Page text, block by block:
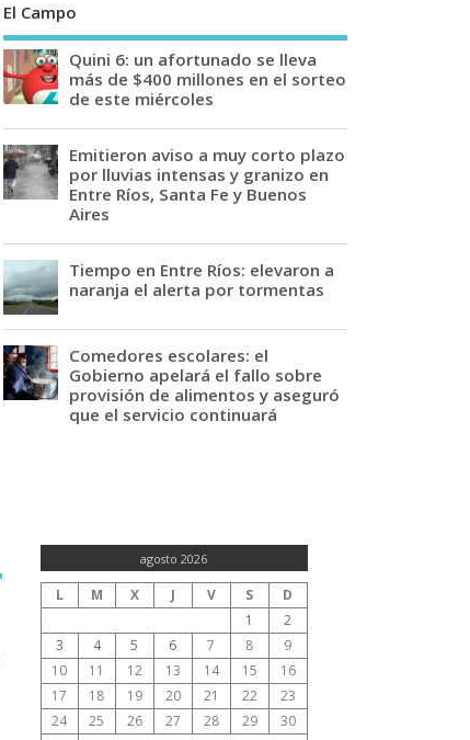
El Campo
Quini 6: un afortunado se lleva
más de $400 millones en el sorteo
de este miércoles
Emitieron aviso a muy corto plazo
por lluvias intensas y granizo en
Entre Ríos, Santa Fe y Buenos
Aires
Tiempo en Entre Ríos: elevaron a
naranja el alerta por tormentas
Comedores escolares: el
Gobierno apelará el fallo sobre
provisión de alimentos y aseguró
que el servicio continuará
agosto 2026
L M X J V S
D
1
2
3
4 5 6 7 8
9
10
11 12 13 14 15
16
17
18 19 20 21 22
23
24
25 26 27 28 29
30